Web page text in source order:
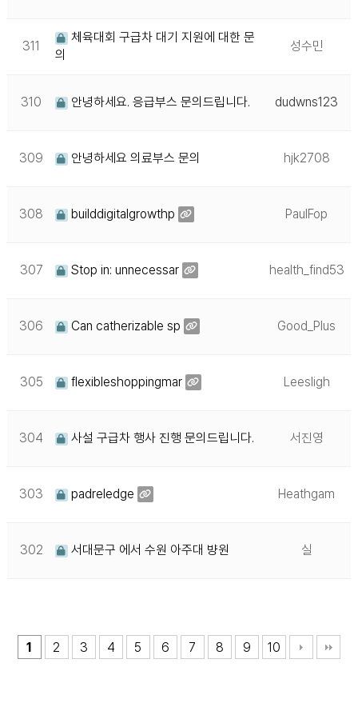
311
체육대회 구급차 대기 지원에 대한 문
의
성수민
310 안녕하세요. 응급부스 문의드립니다. dudwns123
309 안녕하세요 의료부스 문의 hjk2708
308 builddigitalgrowthp PaulFop
307 Stop in: unnecessar health_find53
306 Can catherizable sp Good_Plus
305 flexibleshoppingmar Leesligh
304 사설 구급차 행사 진행 문의드립니다. 서진영
303 padreledge Heathgam
302 서대문구 에서 수원 아주대 뱡원 실
1 2 3 4 5 6 7 8 9 10